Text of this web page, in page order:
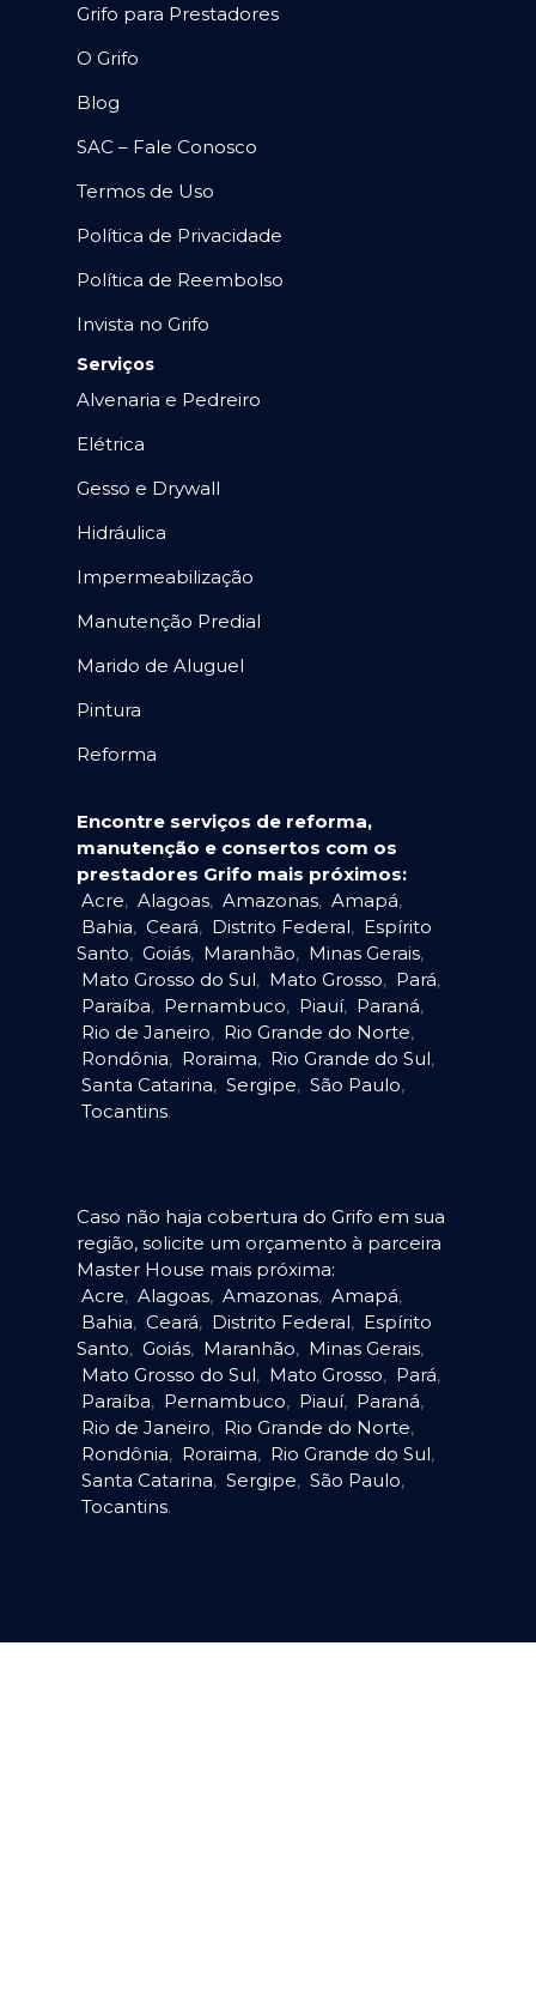
Grifo para Prestadores
O Grifo
Blog
SAC – Fale Conosco
Termos de Uso
Política de Privacidade
Política de Reembolso
Invista no Grifo
Serviços
Alvenaria e Pedreiro
Elétrica
Gesso e Drywall
Hidráulica
Impermeabilização
Manutenção Predial
Marido de Aluguel
Pintura
Reforma
Encontre serviços de reforma,
manutenção e consertos com os
prestadores Grifo mais próximos:
Acre, Alagoas, Amazonas, Amapá,
Bahia, Ceará, Distrito Federal, Espírito
Santo, Goiás, Maranhão, Minas Gerais,
Mato Grosso do Sul, Mato Grosso, Pará,
Paraíba, Pernambuco, Piauí, Paraná,
Rio de Janeiro, Rio Grande do Norte,
Rondônia, Roraima, Rio Grande do Sul,
Santa Catarina, Sergipe, São Paulo,
Tocantins.
Caso não haja cobertura do Grifo em sua
região, solicite um orçamento à parceira
Master House mais próxima:
Acre, Alagoas, Amazonas, Amapá,
Bahia, Ceará, Distrito Federal, Espírito
Santo, Goiás, Maranhão, Minas Gerais,
Mato Grosso do Sul, Mato Grosso, Pará,
Paraíba, Pernambuco, Piauí, Paraná,
Rio de Janeiro, Rio Grande do Norte,
Rondônia, Roraima, Rio Grande do Sul,
Santa Catarina, Sergipe, São Paulo,
Tocantins.